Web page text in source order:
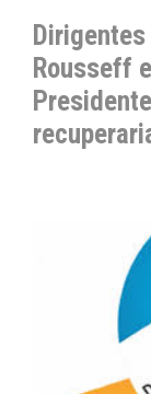
Rousseff